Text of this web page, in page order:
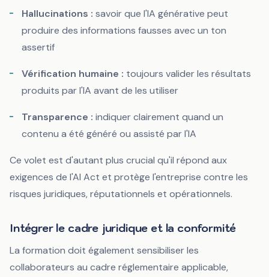
Hallucinations : savoir que l'IA générative peut
produire des informations fausses avec un ton
assertif
Vérification humaine : toujours valider les résultats
produits par l'IA avant de les utiliser
Transparence : indiquer clairement quand un
contenu a été généré ou assisté par l'IA
Ce volet est d'autant plus crucial qu'il répond aux
exigences de l'AI Act et protège l'entreprise contre les
risques juridiques, réputationnels et opérationnels.
Intégrer le cadre juridique et la conformité
La formation doit également sensibiliser les
collaborateurs au cadre réglementaire applicable,